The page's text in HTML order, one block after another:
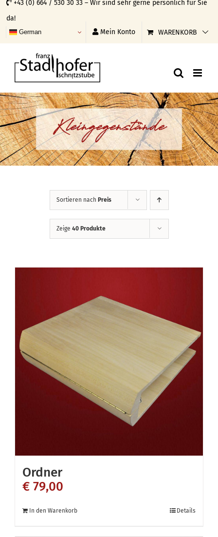
Skip
to
content
+43 (0) 664 / 530 30 33 – Wir sind sehr gerne persönlich für Sie
da!
German Mein Konto WARENKORB
Kleingegenstände
Sortieren nach Preis
Zeige 40 Produkte
Ordner
€ 79,00
In den Warenkorb Details